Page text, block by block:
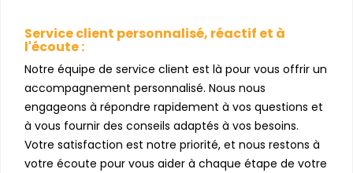
Service client personnalisé, réactif et à
l'écoute :
Notre équipe de service client est là pour vous offrir un
accompagnement personnalisé. Nous nous
engageons à répondre rapidement à vos questions et
à vous fournir des conseils adaptés à vos besoins.
Votre satisfaction est notre priorité, et nous restons à
votre écoute pour vous aider à chaque étape de votre